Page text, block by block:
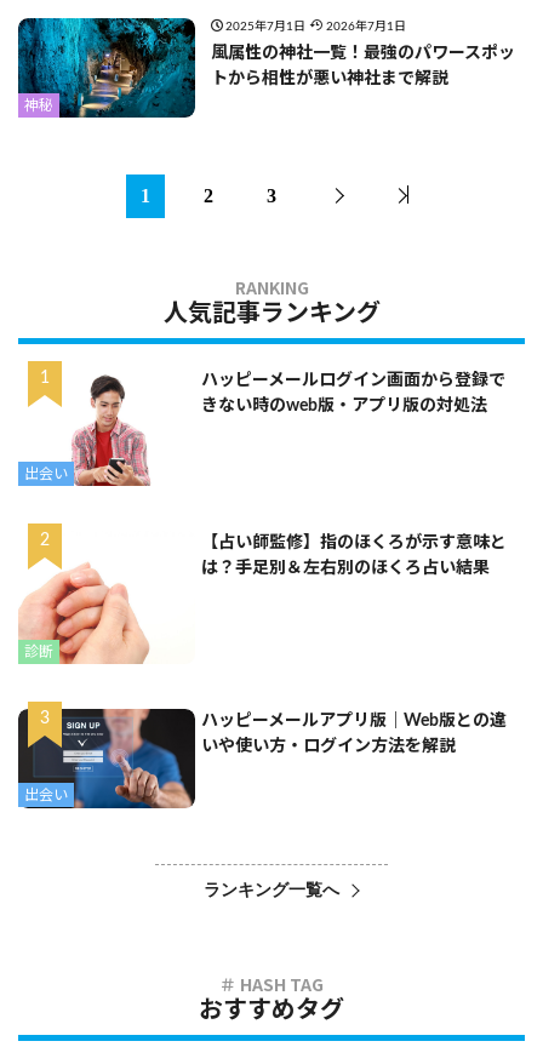
神秘
2025年7月1日 2026年7月1日
風属性の神社一覧！最強のパワースポッ
トから相性が悪い神社まで解説
1 2 3
人気記事ランキング
出会い
ハッピーメールログイン画面から登録で
きない時のweb版・アプリ版の対処法
診断
【占い師監修】指のほくろが示す意味と
は？手足別＆左右別のほくろ占い結果
出会い
ハッピーメールアプリ版｜Web版との違
いや使い方・ログイン方法を解説
ランキング一覧へ
おすすめタグ